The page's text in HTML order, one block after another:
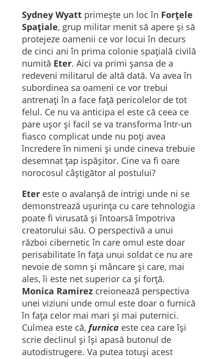
Sydney Wyattprimește un loc în Forțele
Spațiale, grup militar menit să apere și să
protejeze oamenii ce vor locui în decurs
de cinci ani în prima colonie spațială civilă
numită Eter. Aici va primi șansa de a
redeveni militarul de altă dată. Va avea în
subordinea sa oameni ce vor trebui
antrenați în a face față pericolelor de tot
felul. Ce nu va anticipa el este că ceea ce
pare ușor și facil se va transforma într-un
fiasco complicat unde nu poți avea
încredere în nimeni și unde cineva trebuie
desemnat țap ispășitor. Cine va fi oare
norocosul câștigător al postului?
Etereste o avalanșă de intrigi unde ni se
demonstrează ușurința cu care tehnologia
poate fi virusată și întoarsă împotriva
creatorului său. O perspectivă a unui
război cibernetic în care omul este doar
perisabilitate în fața unui soldat ce nu are
nevoie de somn și mâncare și care, mai
ales, îi este net superior ca și forță.
Monica Ramirezcreionează perspectiva
unei viziuni unde omul este doar o furnică
în fața celor mai mari și mai puternici.
Culmea este că, furnicaeste cea care își
scrie declinul și își apasă butonul de
autodistrugere. Va putea totuși acest